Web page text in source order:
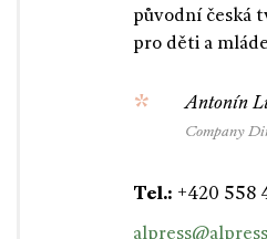
původní česká
pro děti a
Antonín
Company
Tel.: +420 558